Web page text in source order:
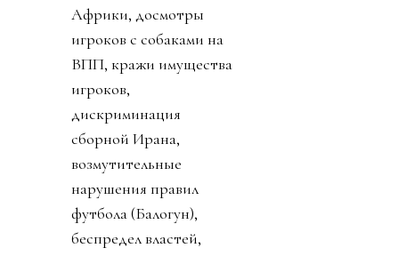
Африки, досмотры
игроков с собаками на
ВПП, кражи имущества
игроков,
дискриминация
сборной Ирана,
возмутительные
нарушения правил
футбола (Балогун),
беспредел властей,